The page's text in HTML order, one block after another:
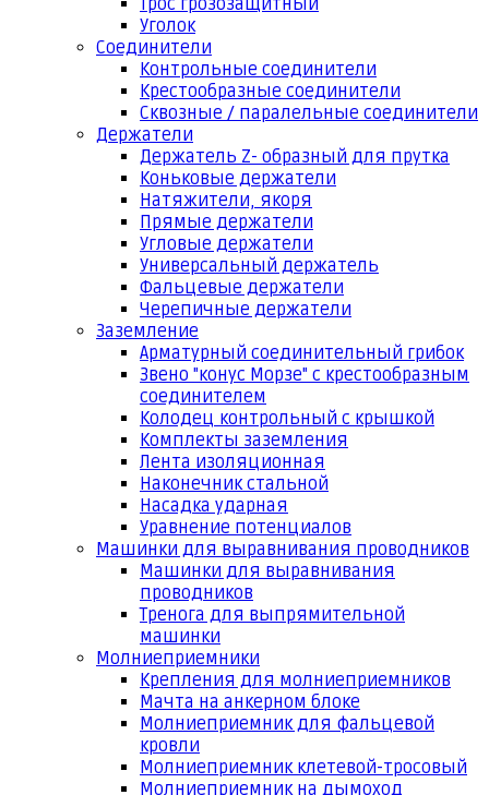
Трос грозозащитный
Уголок
Соединители
Контрольные соединители
Крестообразные соединители
Сквозные / паралельные соединители
Держатели
Держатель Z- образный для прутка
Коньковые держатели
Натяжители, якоря
Прямые держатели
Угловые держатели
Универсальный держатель
Фальцевые держатели
Черепичные держатели
Заземление
Арматурный соединительный грибок
Звено "конус Морзе" с крестообразным
соединителем
Колодец контрольный с крышкой
Комплекты заземления
Лента изоляционная
Наконечник стальной
Насадка ударная
Уравнение потенциалов
Машинки для выравнивания проводников
Машинки для выравнивания
проводников
Тренога для выпрямительной
машинки
Молниеприемники
Крепления для молниеприемников
Мачта на анкерном блоке
Молниеприемник для фальцевой
кровли
Молниеприемник клетевой-тросовый
Молниеприемник на дымоход